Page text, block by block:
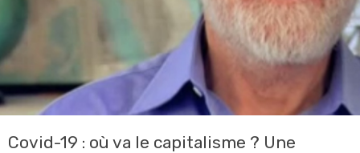
Covid-19 : où va le capitalisme ? Une